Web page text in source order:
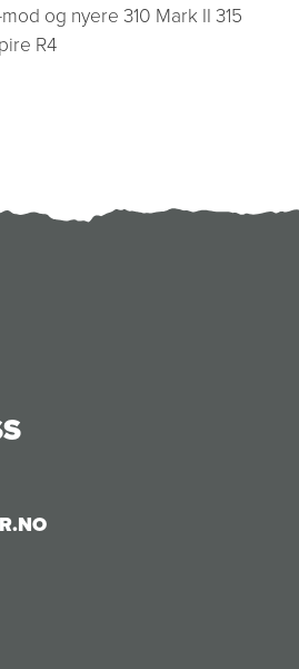
og nyere 310 Mark II 315
R4